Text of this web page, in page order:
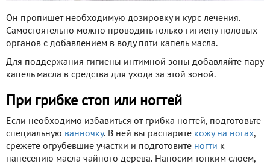
Он пропишет необходимую дозировку и курс лечения.
Самостоятельно можно проводить только гигиену половых
органов с добавлением в воду пяти капель масла.
Для поддержания гигиены интимной зоны добавляйте пару
капель масла в средства для ухода за этой зоной.
При грибке стоп или ногтей
Если необходимо избавиться от грибка ногтей, подготовьте
специальную ванночку. В ней вы распарите кожу на ногах,
срежете огрубевшие участки и подготовите ногти к
нанесению масла чайного дерева. Наносим тонким слоем,